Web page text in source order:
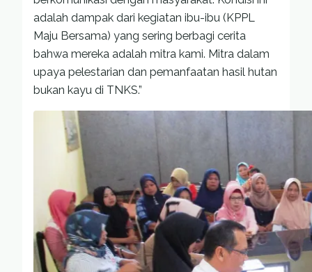
adalah dampak dari kegiatan ibu-ibu (KPPL
Maju Bersama) yang sering berbagi cerita
bahwa mereka adalah mitra kami. Mitra dalam
upaya pelestarian dan pemanfaatan hasil hutan
bukan kayu di TNKS.”